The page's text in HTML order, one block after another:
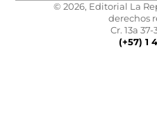
© 2026, Editorial La
derechos
Cr. 13a
(+57) 1